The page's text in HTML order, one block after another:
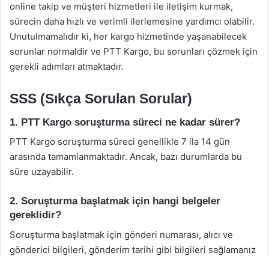
online takip ve müşteri hizmetleri ile iletişim kurmak,
sürecin daha hızlı ve verimli ilerlemesine yardımcı olabilir.
Unutulmamalıdır ki, her kargo hizmetinde yaşanabilecek
sorunlar normaldir ve PTT Kargo, bu sorunları çözmek için
gerekli adımları atmaktadır.
SSS (Sıkça Sorulan Sorular)
1. PTT Kargo soruşturma süreci ne kadar sürer?
PTT Kargo soruşturma süreci genellikle 7 ila 14 gün
arasında tamamlanmaktadır. Ancak, bazı durumlarda bu
süre uzayabilir.
2. Soruşturma başlatmak için hangi belgeler
gereklidir?
Soruşturma başlatmak için gönderi numarası, alıcı ve
gönderici bilgileri, gönderim tarihi gibi bilgileri sağlamanız